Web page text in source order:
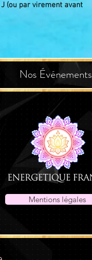
(ou par virement avant
Nos Événements
Mentions légales